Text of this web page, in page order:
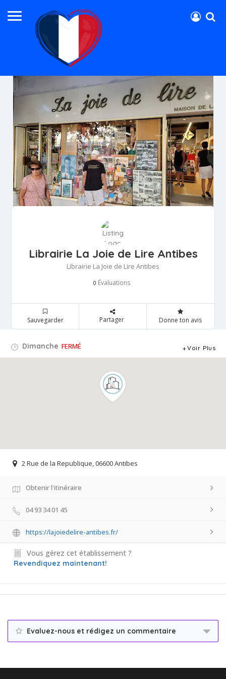
Librairie La Joie de Lire Antibes
Librairie La Joie de Lire Antibes
0 Évaluations
Sauvegarder Partager Donne ton avis
Dimanche FERMÉ Voir Plus
2 Rue de la Republique, 06600 Antibes
Obtenir l'itinéraire
04 93 34 01 45
https://lajoiedelire-antibes.fr/
Vous gérez cet établissement ?
Revendiquez maintenant!
Evaluez-nous et rédigez un commentaire